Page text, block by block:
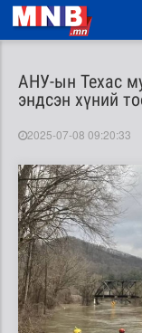
АНУ-ын Техас
эндсэн хүний
2025-07-08 09:20:33